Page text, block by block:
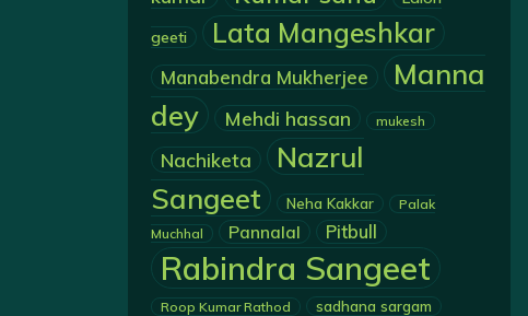
geeti
Lata Mangeshkar
Manabendra Mukherjee
Manna
dey
Mehdi hassan mukesh
Nachiketa
Nazrul
Sangeet
Neha Kakkar
Palak
Muchhal
Pannalal Pitbull
Rabindra Sangeet
Roop Kumar Rathod sadhana sargam